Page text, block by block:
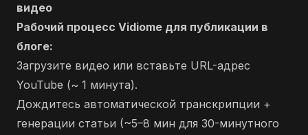
видео
Рабочий процесс Vidiome для публикации в
блоге:
Загрузите видео или вставьте URL-адрес
YouTube (~ 1 минута).
Дождитесь автоматической транскрипции +
генерации статьи (~5–8 мин для 30-минутного